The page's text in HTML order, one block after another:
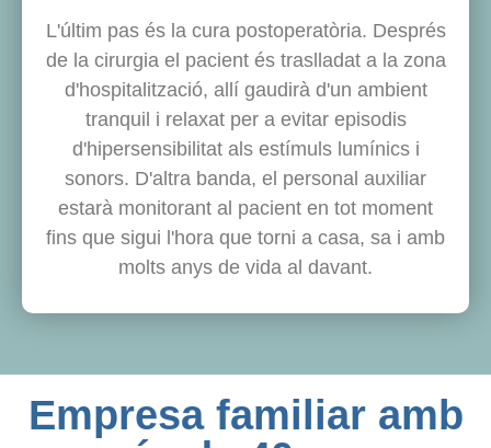
L'últim pas és la cura postoperatòria. Després
de la cirurgia el pacient és traslladat a la zona
d'hospitalització, allí gaudirà d'un ambient
tranquil i relaxat per a evitar episodis
d'hipersensibilitat als estímuls lumínics i
sonors. D'altra banda, el personal auxiliar
estarà monitorant al pacient en tot moment
fins que sigui l'hora que torni a casa, sa i amb
molts anys de vida al davant.
Empresa familiar amb